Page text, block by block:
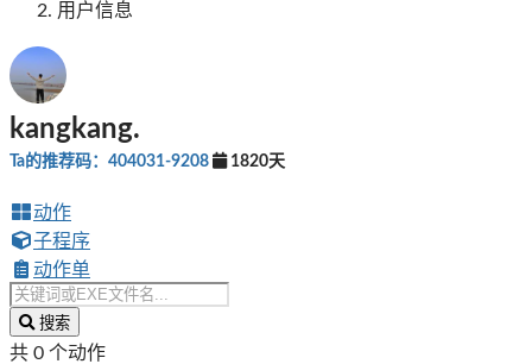
用户信息
kangkang.
Ta的推荐码：404031-9208 1820天
动作
子程序
动作单
搜索
共 0 个动作